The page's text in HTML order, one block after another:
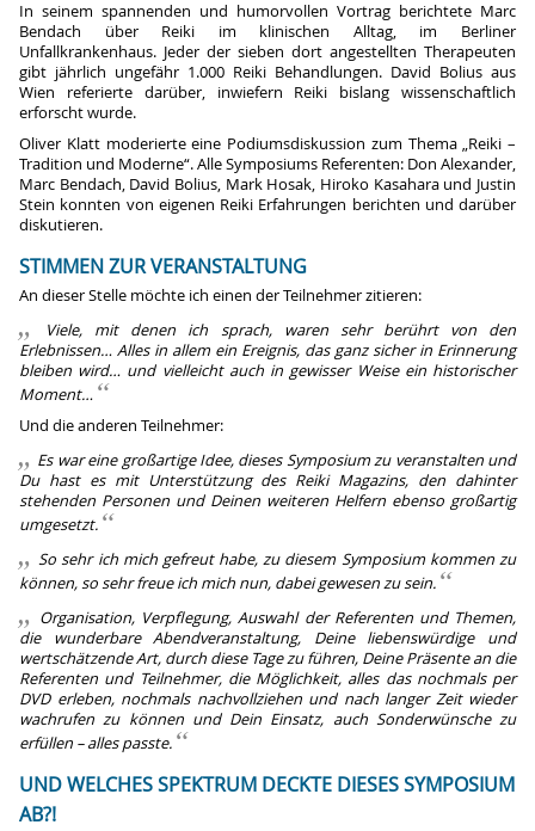
In seinem spannenden und humorvollen Vortrag berichtete Marc
Bendach über Reiki im klinischen Alltag, im Berliner
Unfallkrankenhaus. Jeder der sieben dort angestellten Therapeuten
gibt jährlich ungefähr 1.000 Reiki Behandlungen. David Bolius aus
Wien referierte darüber, inwiefern Reiki bislang wissenschaftlich
erforscht wurde.
Oliver Klatt moderierte eine Podiumsdiskussion zum Thema „Reiki –
Tradition und Moderne“. Alle Symposiums Referenten: Don Alexander,
Marc Bendach, David Bolius, Mark Hosak, Hiroko Kasahara und Justin
Stein konnten von eigenen Reiki Erfahrungen berichten und darüber
diskutieren.
STIMMEN ZUR VERANSTALTUNG
An dieser Stelle möchte ich einen der Teilnehmer zitieren:
Viele, mit denen ich sprach, waren sehr berührt von den
Erlebnissen… Alles in allem ein Ereignis, das ganz sicher in Erinnerung
bleiben wird… und vielleicht auch in gewisser Weise ein historischer
Moment…
Und die anderen Teilnehmer:
Es war eine großartige Idee, dieses Symposium zu veranstalten und
Du hast es mit Unterstützung des Reiki Magazins, den dahinter
stehenden Personen und Deinen weiteren Helfern ebenso großartig
umgesetzt.
So sehr ich mich gefreut habe, zu diesem Symposium kommen zu
können, so sehr freue ich mich nun, dabei gewesen zu sein.
Organisation, Verpflegung, Auswahl der Referenten und Themen,
die wunderbare Abendveranstaltung, Deine liebenswürdige und
wertschätzende Art, durch diese Tage zu führen, Deine Präsente an die
Referenten und Teilnehmer, die Möglichkeit, alles das nochmals per
DVD erleben, nochmals nachvollziehen und nach langer Zeit wieder
wachrufen zu können und Dein Einsatz, auch Sonderwünsche zu
erfüllen – alles passte.
UND WELCHES SPEKTRUM DECKTE DIESES SYMPOSIUM
AB?!